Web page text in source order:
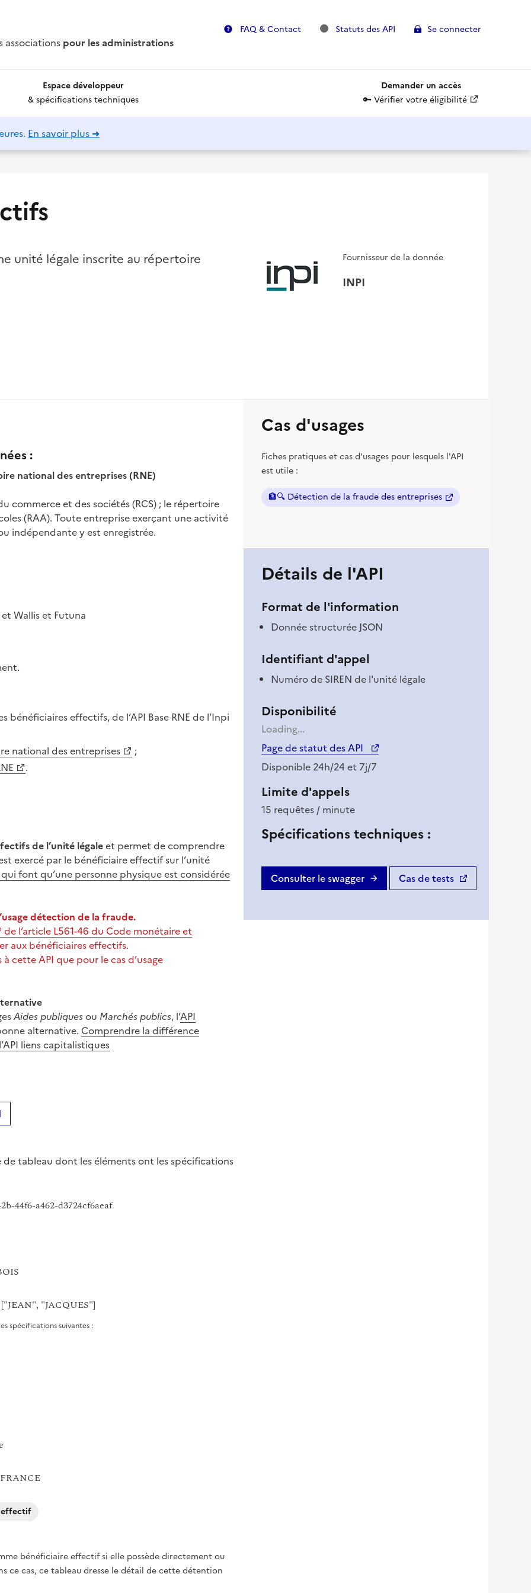
associations pour les administrations
FAQ & Contact Statuts des API (nouvelle fenêtre)
Se connecter
Espace développeur
& spécifications techniques
Demander un accès
🔑 Vérifier votre éligibilité(nouvelle
En savoir plus ➜
unité légale inscrite au répertoire Fournisseur de la donnée
INPI
:
national des entreprises (RNE)
commerce et des sociétés (RCS) ; le répertoire
(RAA). Toute entreprise exerçant une activité
indépendante y est enregistrée.
Wallis et Futuna
effectifs, de l’API Base RNE de l’Inpi
national des entreprises
;
.
de l’unité légaleet permet de comprendre
exercé par le bénéficiaire effectif sur l’unité
font qu’une personne physique est considérée
détection de la fraude.
de l’article L561-46 du Code monétaire et
aux bénéficiaires effectifs.
à cette API que pour le cas d’usage
Aides publiquesou Marchés publics, l’API
alternative. Comprendre la différence
liens capitalistiques
tableau dont les éléments ont les spécifications
44f6-a462-d3724cf6aeaf
"JACQUES"]
spécifications suivantes :
effectif
bénéficiaire effectif si elle possède directement ou
ce cas, ce tableau dresse le détail de cette détention
Cas d'usages
Fiches pratiques et cas d'usages pour lesquels l'API
est utile :
🏦🔍 Détection de la fraude des entreprises
(nouvelle fenêtre)
Détails de l'API
Format de l'information
Donnée structurée JSON
Identifiant d'appel
Numéro de SIREN de l'unité légale
Disponibilité
Loading...
Page de statut des API
(nouvelle fenêtre)
Disponible 24h/24 et 7j/7
Limite d'appels
15 requêtes / minute
Spécifications techniques :
Consulter le swagger Cas de tests
(nouvelle fenêtre)